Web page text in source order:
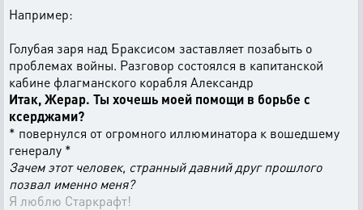
Например:
Голубая заря над Браксисом заставляет позабыть о
проблемах войны. Разговор состоялся в капитанской
кабине флагманского корабля Александр
Итак, Жерар. Ты хочешь моей помощи в борьбе с
ксерджами?
* повернулся от огромного иллюминатора к вошедшему
генералу *
Зачем этот человек, странный давний друг прошлого
позвал именно меня?
Я люблю Старкрафт!